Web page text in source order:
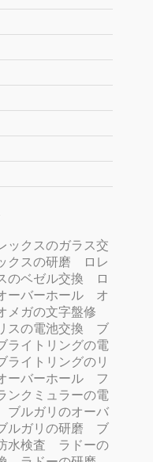
ックスのガラス交
クスの研磨
ロレ
のベゼル交換
ロ
ーバーホール
オ
メガの文字盤修
スの電池交換
ブ
ライトリングの電
ライトリングのリ
ーバーホール
フ
ンクミュラーの電
ブルガリのオーバ
ルガリの研磨
ブ
水検査
ラドーの